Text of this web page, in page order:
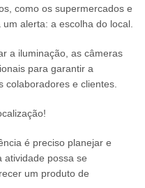
como os supermercados e
alerta: a escolha do local.
a iluminação, as câmeras
para garantir a
colaboradores e clientes.
é preciso planejar e
atividade possa se
um produto de